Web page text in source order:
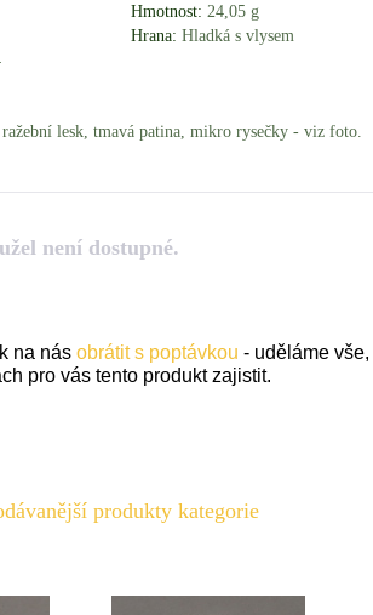
Hmotnost: 24,05 g
Hrana: Hladká s vlysem
lesk, tmavá patina, mikro rysečky - viz foto.
není dostupné.
na nás obrátit s poptávkou - uděláme vše,
pro vás tento produkt zajistit.
produkty kategorie